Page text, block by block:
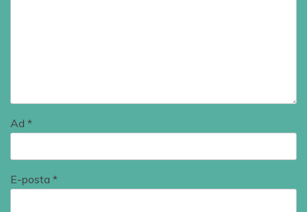
Ad *
E-posta *